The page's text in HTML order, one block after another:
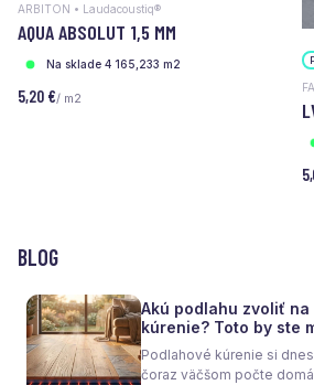
ARBITON • Laudacoustiq®
AQUA ABSOLUT 1,5 MM
Na sklade 4 165,233 m2
5,20 €/ m2
BLOG
Akú podlahu zvoliť na
kúrenie? Toto by ste
sa rozhodnete
Podlahové kúrenie si
čoraz väčšom počte